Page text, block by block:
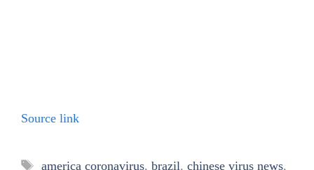
Source link
Tags
america coronavirus, brazil, chinese virus news,